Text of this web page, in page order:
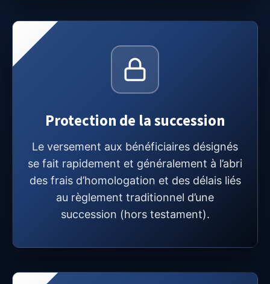
Protection de la succession
Le versement aux bénéficiaires désignés
se fait rapidement et généralement à l’abri
des frais d’homologation et des délais liés
au règlement traditionnel d’une
succession (hors testament).